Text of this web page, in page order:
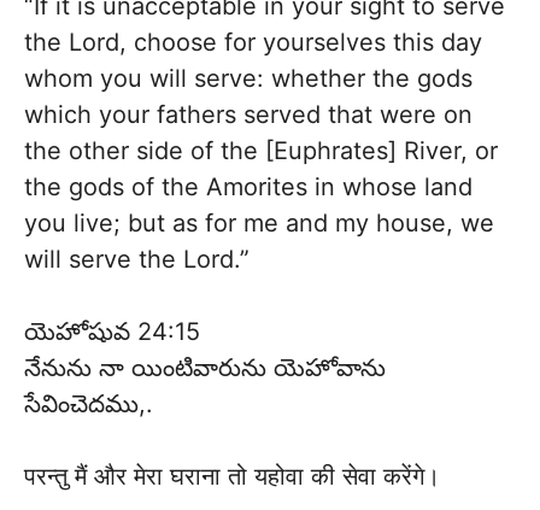
“If it is unacceptable in your sight to serve
the Lord, choose for yourselves this day
whom you will serve: whether the gods
which your fathers served that were on
the other side of the [Euphrates] River, or
the gods of the Amorites in whose land
you live; but as for me and my house, we
will serve the Lord.”
యెహోషువ 24:15
నేనును నా యింటివారును యెహోవాను
సేవించెదము,.
परन्तु मैं और मेरा घराना तो यहोवा की सेवा करेंगे।